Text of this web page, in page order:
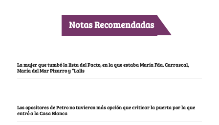
Notas Recomendadas
La mujer que tumbó la lista del Pacto, en la que estaba María Fda. Carrascal,
María del Mar Pizarro y “Lalis
Los opositores de Petro no tuvieron más opción que criticar la puerta por la que
entró a la Casa Blanca